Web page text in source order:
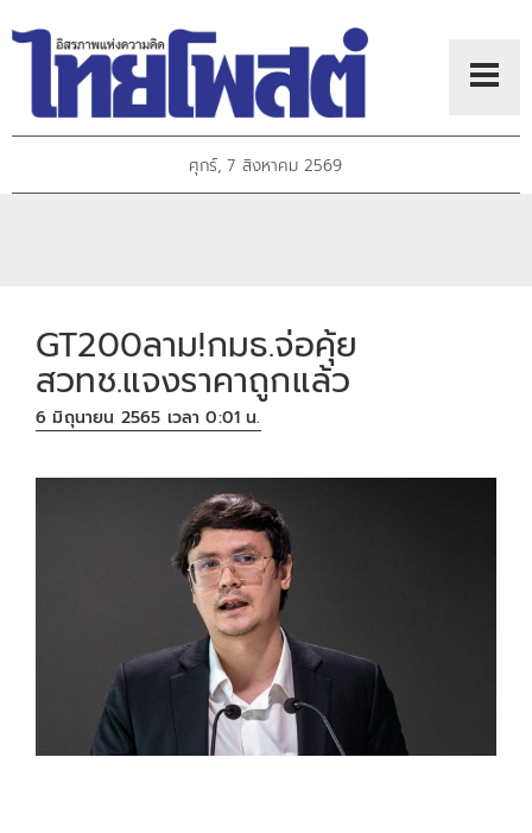
ศุกร์, 7 สิงหาคม 2569
GT200ลาม!กมธ.จ่อคุ้ย
สวทช.แจงราคาถูกแล้ว
6 มิถุนายน 2565 เวลา 0:01 น.